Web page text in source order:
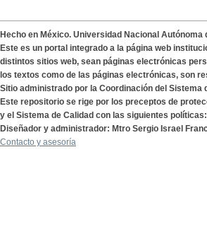
Hecho en México. Universidad Nacional
Este es un portal integrado a la página web
distintos sitios web, sean páginas electrónicas
los textos como de las páginas electrónicas, son
Sitio administrado por la Coordinación del Sistema
Este repositorio se rige por los preceptos de
y el Sistema de Calidad con las siguientes políticas:
Diseñador y administrador: Mtro Sergio Israel
Contacto y asesoría